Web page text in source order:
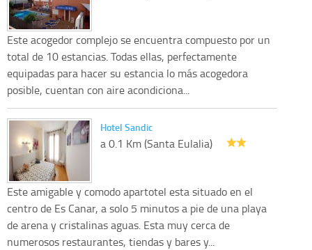
Este acogedor complejo se encuentra compuesto por un
total de 10 estancias. Todas ellas, perfectamente
equipadas para hacer su estancia lo más acogedora
posible, cuentan con aire acondiciona...
Hotel Sandic
a 0.1 Km (Santa Eulalia)
Este amigable y comodo apartotel esta situado en el
centro de Es Canar, a solo 5 minutos a pie de una playa
de arena y cristalinas aguas. Esta muy cerca de
numerosos restaurantes, tiendas y bares y...